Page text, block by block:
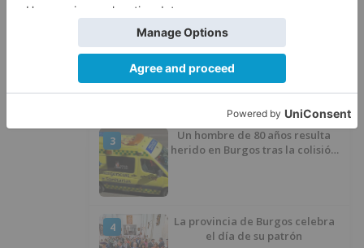
2
Villatoro da el primer paso para
dejar atrás su aislamiento con el
inicio de la senda peatonal y
ciclista
3
Un hombre de 80 años resulta
herido en Burgos tras la colisión
4
La provincia de Burgos celebra
el día de su patrón